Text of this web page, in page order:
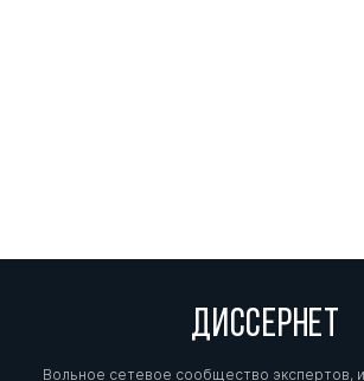
ДИССЕРНЕТ
Вольное сетевое сообщество экспертов,